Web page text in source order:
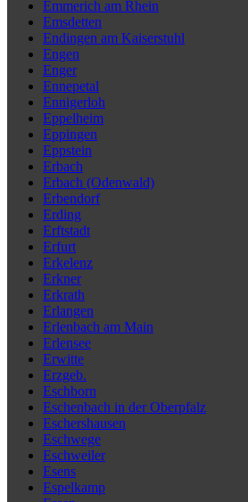
Emmerich am Rhein
Emsdetten
Endingen am Kaiserstuhl
Engen
Enger
Ennepetal
Ennigerloh
Eppelheim
Eppingen
Eppstein
Erbach
Erbach (Odenwald)
Erbendorf
Erding
Erftstadt
Erfurt
Erkelenz
Erkner
Erkrath
Erlangen
Erlenbach am Main
Erlensee
Erwitte
Erzgeb.
Eschborn
Eschenbach in der Oberpfalz
Eschershausen
Eschwege
Eschweiler
Esens
Espelkamp